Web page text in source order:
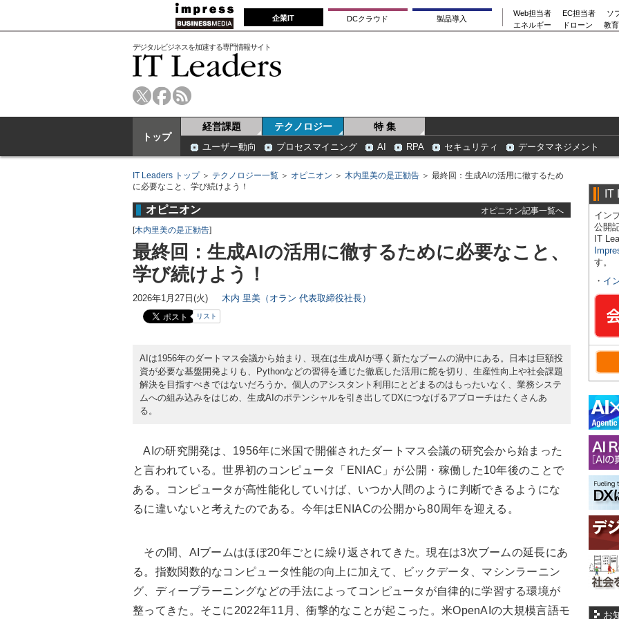
企業IT DCクラウド 製品導入
Web担当者 EC担当者
ソ
エネルギー
ドローン 教
デジタルビジネスを加速する専門情報サイト
トップ
経営課題 テクノロジー 特 集
ユーザー動向 プロセスマイニング AI RPA セキュリティ データマネジメント
IT Leaders トップ＞ テクノロジー一覧 ＞ オピニオン ＞ 木内里美の是正勧告 ＞ 最終回：生成AIの活用に徹するため
に必要なこと、学び続けよう！
オピニオン
オピニオン記事一覧へ
[木内里美の是正勧告]
最終回：生成AIの活用に徹するために必要なこと、
学び続けよう！
2026年1月27日(火) 木内 里美（オラン 代表取締役社長）
リスト
AIは1956年のダートマス会議から始まり、現在は生成AIが導く新たなブームの渦中にある。日本は巨額投
資が必要な基盤開発よりも、Pythonなどの習得を通じた徹底した活用に舵を切り、生産性向上や社会課題
解決を目指すべきではないだろうか。個人のアシスタント利用にとどまるのはもったいなく、業務システ
ムへの組み込みをはじめ、生成AIのポテンシャルを引き出してDXにつなげるアプローチはたくさんあ
る。
AIの研究開発は、1956年に米国で開催されたダートマス会議の研究会から始まった
と言われている。世界初のコンピュータ「ENIAC」が公開・稼働した10年後のことで
ある。コンピュータが高性能化していけば、いつか人間のように判断できるようにな
るに違いないと考えたのである。今年はENIACの公開から80周年を迎える。
その間、AIブームはほぼ20年ごとに繰り返されてきた。現在は3次ブームの延長にあ
る。指数関数的なコンピュータ性能の向上に加えて、ビックデータ、マシンラーニン
グ、ディープラーニングなどの手法によってコンピュータが自律的に学習する環境が
整ってきた。そこに2022年11月、衝撃的なことが起こった。米OpenAIの大規模言語モ
IT
イン
公開
IT
す。
・ イ
お